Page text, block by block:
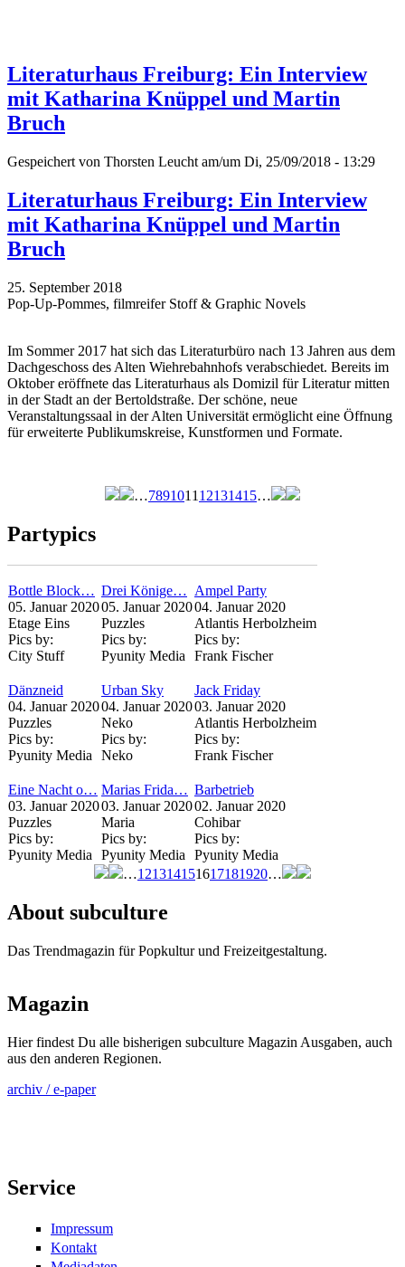
Literaturhaus Freiburg: Ein Interview
mit Katharina Knüppel und Martin
Bruch
Gespeichert von Thorsten Leucht am/um Di, 25/09/2018 - 13:29
Literaturhaus Freiburg: Ein Interview
mit Katharina Knüppel und Martin
Bruch
25. September 2018
Pop-Up-Pommes, filmreifer Stoff & Graphic Novels
Im Sommer 2017 hat sich das Literaturbüro nach 13 Jahren aus dem
Dachgeschoss des Alten Wiehrebahnhofs verabschiedet. Bereits im
Oktober eröffnete das Literaturhaus als Domizil für Literatur mitten
in der Stadt an der Bertoldstraße. Der schöne, neue
Veranstaltungssaal in der Alten Universität ermöglicht eine Öffnung
für erweiterte Publikumskreise, Kunstformen und Formate.
…7891011 12131415…
Partypics
Bottle Block…
05. Januar 2020
Etage Eins
Pics by:
City Stuff
Drei Könige…
05. Januar 2020
Puzzles
Pics by:
Pyunity Media
Ampel Party
04. Januar 2020
Atlantis Herbolzheim
Pics by:
Frank Fischer
Dänzneid
04. Januar 2020
Puzzles
Pics by:
Pyunity Media
Urban Sky
04. Januar 2020
Neko
Pics by:
Neko
Jack Friday
03. Januar 2020
Atlantis Herbolzheim
Pics by:
Frank Fischer
Eine Nacht o…
03. Januar 2020
Puzzles
Pics by:
Pyunity Media
Marias Frida…
03. Januar 2020
Maria
Pics by:
Pyunity Media
Barbetrieb
02. Januar 2020
Cohibar
Pics by:
Pyunity Media
…121314151617181920…
About subculture
Das Trendmagazin für Popkultur und Freizeitgestaltung.
Magazin
Hier findest Du alle bisherigen subculture Magazin Ausgaben, auch
aus den anderen Regionen.
archiv / e-paper
Service
Impressum
Kontakt